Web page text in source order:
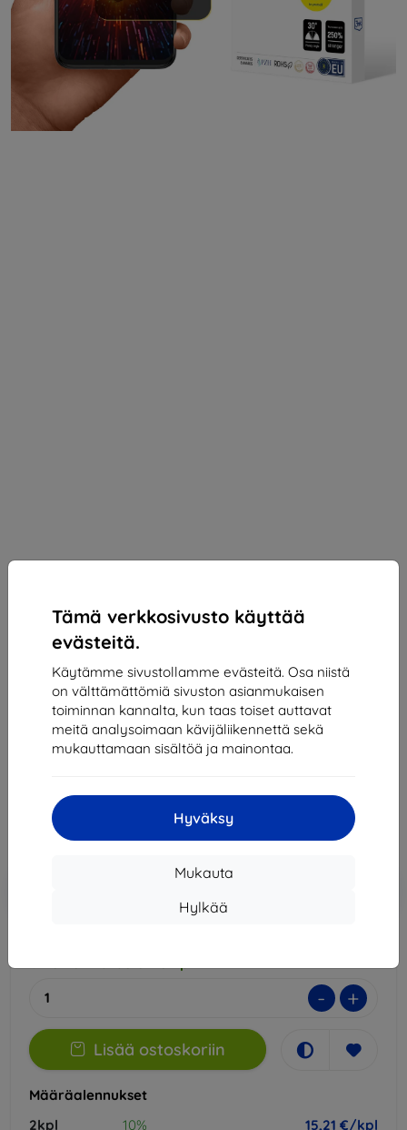
Tämä verkkosivusto käyttää
evästeitä.
Käytämme sivustollamme evästeitä. Osa niistä
on välttämättömiä sivuston asianmukaisen
toiminnan kannalta, kun taas toiset auttavat
meitä analysoimaan kävijäliikennettä sekä
mukauttamaan sisältöä ja mainontaa.
Hyväksy
Mukauta
Hylkää
3mk Silky Matt Privacy Protective film for TCL 605
/ 60 SE
TCL 60 SE TCL 605
15,21 €
Hinta ilman ALV:tä
Alennus kupongilla
- +
Lisää ostoskoriin
Määräalennukset
2kpl
10% 15,21 €/kpl